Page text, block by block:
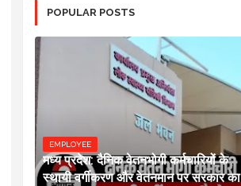
POPULAR POSTS
EMPLOYEE
मध्य प्रदेश: दैनिक वेतनभोगी कर्मचारियों के
स्थायी वर्गीकरण और वेतनमान पर सरकार का